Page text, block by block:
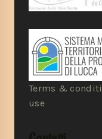
Terms &
use